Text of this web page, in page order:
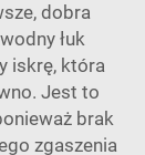
dobra
łuk
iskrę, która
Jest to
brak
zgaszenia